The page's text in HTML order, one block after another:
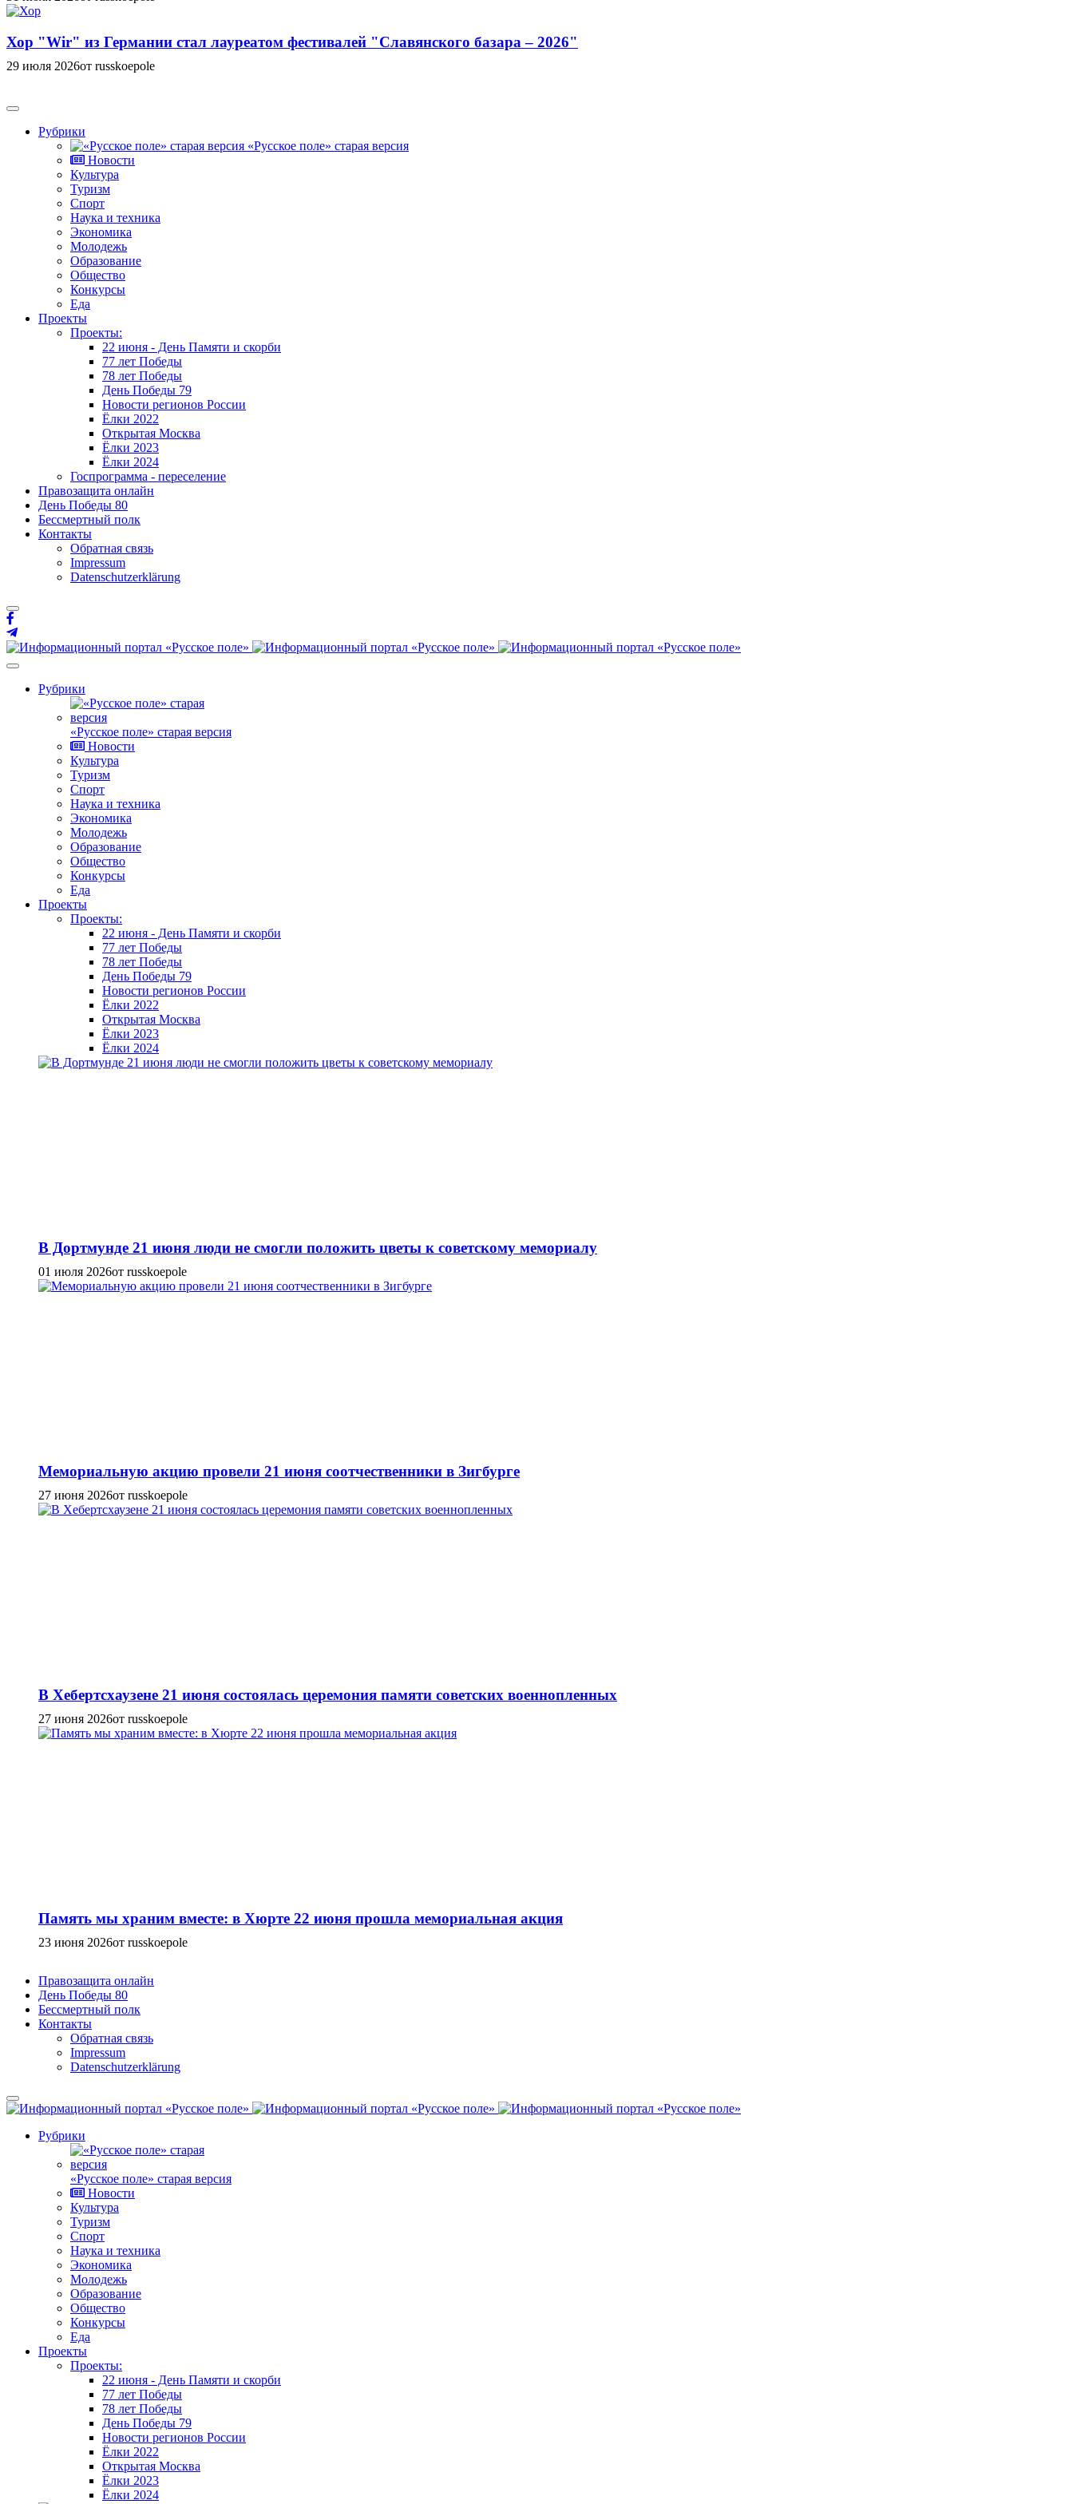
Хор "Wir" из Германии стал лауреатом фестивалей "Славянского базара – 2026"
29 июля 2026от russkoepole
Рубрики
«Русское поле» старая версия
Новости
Культура
Туризм
Спорт
Наука и техника
Экономика
Молодежь
Образование
Общество
Конкурсы
Еда
Проекты
Проекты:
22 июня - День Памяти и скорби
77 лет Победы
78 лет Победы
День Победы 79
Новости регионов России
Ёлки 2022
Открытая Москва
Ёлки 2023
Ёлки 2024
Госпрограмма - переселение
Правозащита онлайн
День Победы 80
Бессмертный полк
Контакты
Обратная связь
Impressum
Datenschutzerklärung
Рубрики
«Русское поле» старая версия
Новости
Культура
Туризм
Спорт
Наука и техника
Экономика
Молодежь
Образование
Общество
Конкурсы
Еда
Проекты
Проекты:
22 июня - День Памяти и скорби
77 лет Победы
78 лет Победы
День Победы 79
Новости регионов России
Ёлки 2022
Открытая Москва
Ёлки 2023
Ёлки 2024
В Дортмунде 21 июня люди не смогли положить цветы к советскому мемориалу
01 июля 2026от russkoepole
Мемориальную акцию провели 21 июня соотчественники в Зигбурге
27 июня 2026от russkoepole
В Хебертсхаузене 21 июня состоялась церемония памяти советских военнопленных
27 июня 2026от russkoepole
Память мы храним вместе: в Хюрте 22 июня прошла мемориальная акция
23 июня 2026от russkoepole
Правозащита онлайн
День Победы 80
Бессмертный полк
Контакты
Обратная связь
Impressum
Datenschutzerklärung
Рубрики
«Русское поле» старая версия
Новости
Культура
Туризм
Спорт
Наука и техника
Экономика
Молодежь
Образование
Общество
Конкурсы
Еда
Проекты
Проекты:
22 июня - День Памяти и скорби
77 лет Победы
78 лет Победы
День Победы 79
Новости регионов России
Ёлки 2022
Открытая Москва
Ёлки 2023
Ёлки 2024